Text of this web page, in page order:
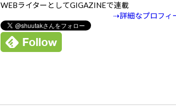
WEBライターとしてGIGAZINEで連載
⇢詳細なプロフィ